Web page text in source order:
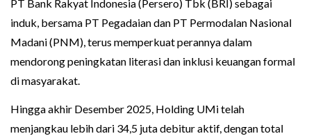
PT Bank Rakyat Indonesia (Persero) Tbk (BRI) sebagai
induk, bersama PT Pegadaian dan PT Permodalan Nasional
Madani (PNM), terus memperkuat perannya dalam
mendorong peningkatan literasi dan inklusi keuangan formal
di masyarakat.
Hingga akhir Desember 2025, Holding UMi telah
menjangkau lebih dari 34,5 juta debitur aktif, dengan total